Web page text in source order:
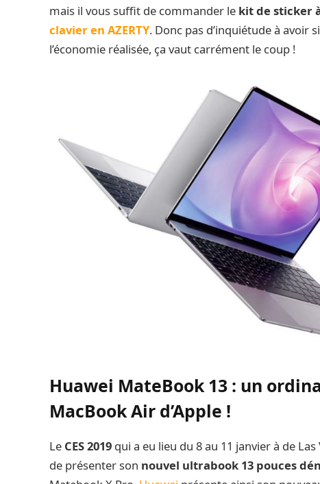
mais il vous suffit de commander le kit de sticker
clavier en AZERTY. Donc pas d’inquiétude à avoir
l’économie réalisée, ça vaut carrément le coup !
Huawei MateBook 13 : un
MacBook Air d’Apple !
Le CES 2019 qui a eu lieu du 8 au 11 janvier à de
de présenter son nouvel ultrabook 13 pouces